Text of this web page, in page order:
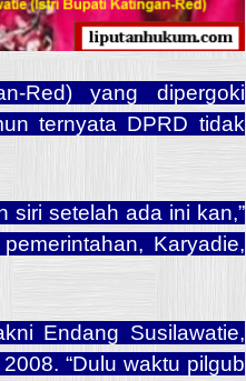
Red) yang dipergoki
ternyata DPRD tidak
siri setelah ada ini kan,”
Karyadie,
Endang Susilawatie,
“Dulu waktu pilgub